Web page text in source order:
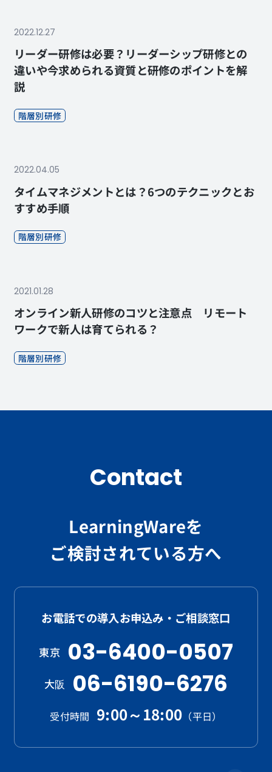
2022.12.27
リーダー研修は必要？リーダーシップ研修との
違いや今求められる資質と研修のポイントを解
説
階層別研修
2022.04.05
タイムマネジメントとは？6つのテクニックとお
すすめ手順
階層別研修
2021.01.28
オンライン新人研修のコツと注意点 リモート
ワークで新人は育てられる？
階層別研修
Contact
LearningWareを
ご検討されている方へ
お電話での導入お申込み・ご相談窓口
東京 03-6400-0507
大阪 06-6190-6276
受付時間 9:00～18:00 （平日）